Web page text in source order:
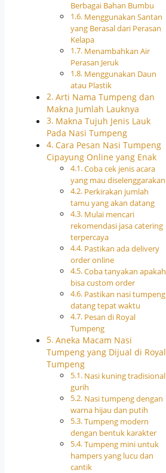
Berbagai Bahan Bumbu
Menggunakan Santan
yang Berasal dari Perasan
Kelapa
Menambahkan Air
Perasan Jeruk
Menggunakan Daun
atau Plastik
Arti Nama Tumpeng dan
Makna Jumlah Lauknya
Makna Tujuh Jenis Lauk
Pada Nasi Tumpeng
Cara Pesan Nasi Tumpeng
Cipayung Online yang Enak
Coba cek jenis acara
yang mau diselenggarakan
Perkirakan jumlah
tamu yang akan datang
Mulai mencari
rekomendasi jasa catering
terpercaya
Pastikan ada delivery
order online
Coba tanyakan apakah
bisa custom order
Pastikan nasi tumpeng
datang tepat waktu
Pesan di Royal
Tumpeng
Aneka Macam Nasi
Tumpeng yang Dijual di Royal
Tumpeng
Nasi kuning tradisional
gurih
Nasi tumpeng dengan
warna hijau dan putih
Tumpeng modern
dengan bentuk karakter
Tumpeng mini untuk
hampers yang lucu dan
cantik